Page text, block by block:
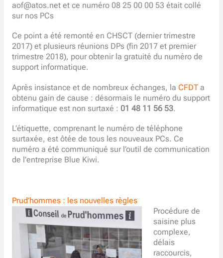
aof@atos.net et ce numéro 08 25 00 00 53 était collé
sur nos PCs
Ce point a été remonté en CHSCT (dernier trimestre
2017) et plusieurs réunions DPs (fin 2017 et premier
trimestre 2018), pour obtenir la gratuité du numéro de
support informatique.
Après insistance et de nombreux échanges, la CFDTa
obtenu gain de cause : désormais le numéro du support
informatique est non surtaxé : 01 48 11 56 53.
L’étiquette, comprenant le numéro de téléphone
surtaxée, est ôtée de tous les nouveaux PCs. Ce
numéro a été communiqué sur l’outil de communication
de l’entreprise Blue Kiwi.
Prud’hommes : les nouvelles règles
Procédure de
saisine plus
complexe,
délais
raccourcis,